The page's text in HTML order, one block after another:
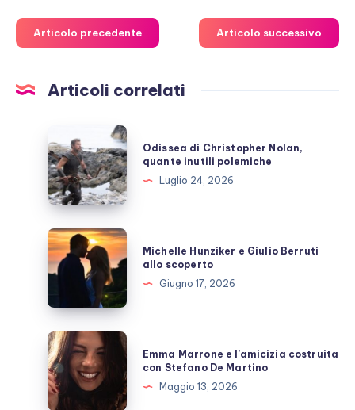
Articolo precedente Articolo successivo
Articoli correlati
di
Christopher
Nolan,
quante
inutili
polemiche
Odissea di Christopher Nolan,
quante inutili polemiche
Luglio 24, 2026
Michelle
Hunziker
e
Berruti
allo
scoperto
Michelle Hunziker e Giulio Berruti
allo scoperto
Giugno 17, 2026
Emma
Marrone
e
l’amicizia
Emma Marrone e l’amicizia costruita
con Stefano De Martino
Maggio 13, 2026